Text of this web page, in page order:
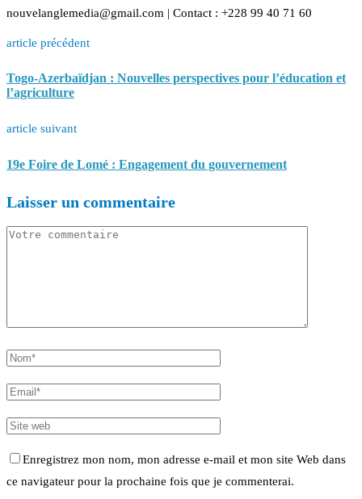
nouvelanglemedia@gmail.com | Contact : +228 99 40 71 60
article précédent
Togo-Azerbaïdjan : Nouvelles perspectives pour l’éducation et
l’agriculture
article suivant
19e Foire de Lomé : Engagement du gouvernement
Laisser un commentaire
Enregistrez mon nom, mon adresse e-mail et mon site Web dans
ce navigateur pour la prochaine fois que je commenterai.